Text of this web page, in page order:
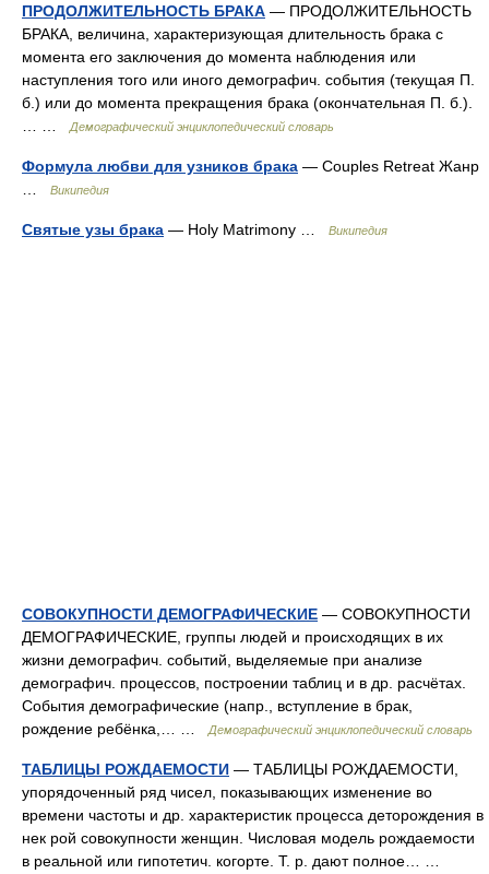
ПРОДОЛЖИТЕЛЬНОСТЬ БРАКА — ПРОДОЛЖИТЕЛЬНОСТЬ
БРАКА, величина, характеризующая длительность брака с
момента его заключения до момента наблюдения или
наступления того или иного демографич. события (текущая П.
б.) или до момента прекращения брака (окончательная П. б.).
Демографический энциклопедический словарь
Формула любви для узников брака — Couples Retreat Жанр
Википедия
Святые узы брака — Holy Matrimony … Википедия
СОВОКУПНОСТИ ДЕМОГРАФИЧЕСКИЕ — СОВОКУПНОСТИ
ДЕМОГРАФИЧЕСКИЕ, группы людей и происходящих в их
жизни демографич. событий, выделяемые при анализе
демографич. процессов, построении таблиц и в др. расчётах.
События демографические (напр., вступление в брак,
рождение ребёнка,… …
Демографический энциклопедический словарь
ТАБЛИЦЫ РОЖДАЕМОСТИ — ТАБЛИЦЫ РОЖДАЕМОСТИ,
упорядоченный ряд чисел, показывающих изменение во
времени частоты и др. характеристик процесса деторождения в
нек рой совокупности женщин. Числовая модель рождаемости
в реальной или гипотетич. когорте. Т. р. дают полное… …